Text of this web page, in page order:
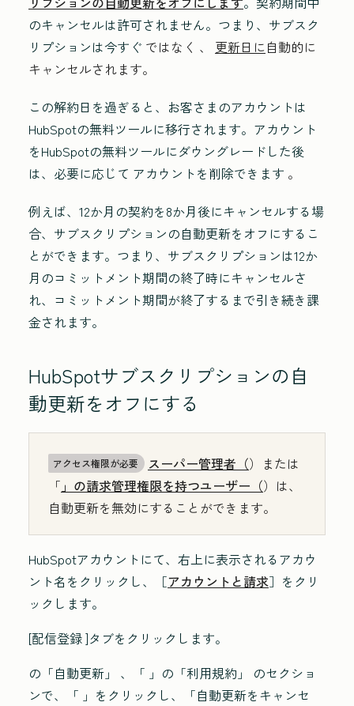
のキャンセルは許可されません。つまり、サブスク
リプションは今すぐ ではなく 、 更新日に 自動的に
キャンセルされます。
この解約日を過ぎると、お客さまのアカウントは
HubSpotの無料ツールに移行されます。アカウント
をHubSpotの無料ツールにダウングレードした後
は、必要に応じて アカウントを削除できます 。
例えば、12か月の契約を8か月後にキャンセルする場
合、サブスクリプションの自動更新をオフにするこ
とができます。つまり、サブスクリプションは12か
月のコミットメント期間の終了時にキャンセルさ
れ、コミットメント期間が終了するまで引き続き課
金されます。
HubSpotサブスクリプションの自
動更新をオフにする
アクセス権限が必要 スーパー管理者（）または
「 」の請求管理権限を持つユーザー（）は、
自動更新を無効にすることができます。
HubSpotアカウントにて、右上に表示されるアカウ
ント名をクリックし、［アカウントと請求］をクリ
ックします。
[配信登録]タブをクリックします。
の「自動更新」 、「 」の「利用規約」 のセクショ
ンで、「 」をクリックし、「自動更新をキャンセ